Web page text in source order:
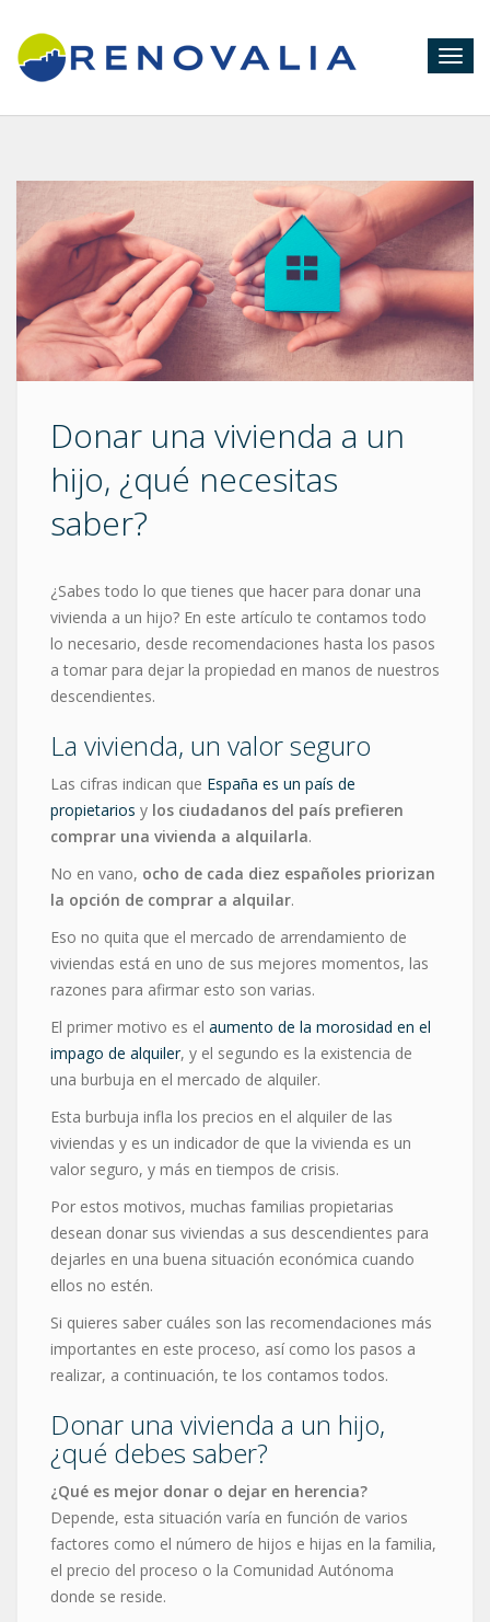
Donar una vivienda a un
hijo, ¿qué necesitas
saber?
¿Sabes todo lo que tienes que hacer para donar una
vivienda a un hijo? En este artículo te contamos todo
lo necesario, desde recomendaciones hasta los pasos
a tomar para dejar la propiedad en manos de nuestros
descendientes.
La vivienda, un valor seguro
Las cifras indican que España es un país de
propietarios y los ciudadanos del país prefieren
comprar una vivienda a alquilarla.
No en vano, ocho de cada diez españoles priorizan
la opción de comprar a alquilar.
Eso no quita que el mercado de arrendamiento de
viviendas está en uno de sus mejores momentos, las
razones para afirmar esto son varias.
El primer motivo es el aumento de la morosidad en el
impago de alquiler, y el segundo es la existencia de
una burbuja en el mercado de alquiler.
Esta burbuja infla los precios en el alquiler de las
viviendas y es un indicador de que la vivienda es un
valor seguro, y más en tiempos de crisis.
Por estos motivos, muchas familias propietarias
desean donar sus viviendas a sus descendientes para
dejarles en una buena situación económica cuando
ellos no estén.
Si quieres saber cuáles son las recomendaciones más
importantes en este proceso, así como los pasos a
realizar, a continuación, te los contamos todos.
Donar una vivienda a un hijo,
¿qué debes saber?
¿Qué es mejor donar o dejar en herencia?
Depende, esta situación varía en función de varios
factores como el número de hijos e hijas en la familia,
el precio del proceso o la Comunidad Autónoma
donde se reside.